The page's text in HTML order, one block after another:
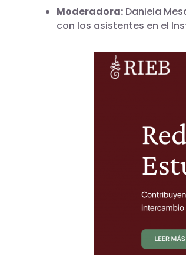
Moderadora: Daniela
con los asistentes en el